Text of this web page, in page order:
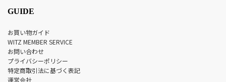
GUIDE
お買い物ガイド
WITZ MEMBER SERVICE
お問い合わせ
プライバシーポリシー
特定商取引法に基づく表記
運営会社